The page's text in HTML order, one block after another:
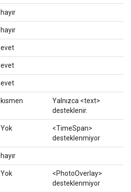
hayır
hayır
evet
evet
evet
kısmen
Yalnızca <text>
desteklenir.
Yok
<TimeSpan>
desteklenmiyor
hayır
Yok
<PhotoOverlay>
desteklenmiyor